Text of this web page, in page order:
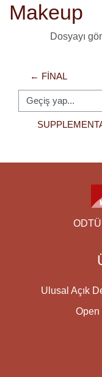
Makeup
Dosyayı
← FINAL
Geçiş yap...
Ulusal Açık
Open